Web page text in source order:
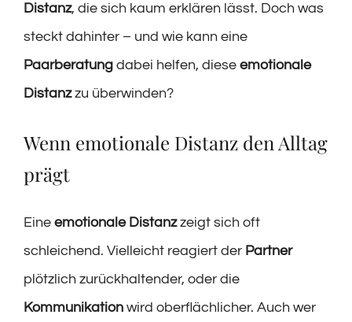
Distanz, die sich kaum erklären lässt. Doch was
steckt dahinter – und wie kann eine
Paarberatung dabei helfen, diese emotionale
Distanzzu überwinden?
Wenn emotionale Distanz den Alltag
prägt
Eine emotionale Distanzzeigt sich oft
schleichend. Vielleicht reagiert der Partner
plötzlich zurückhaltender, oder die
Kommunikation wird oberflächlicher. Auch wer